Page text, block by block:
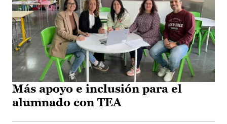
Más apoyo e inclusión para el
alumnado con TEA